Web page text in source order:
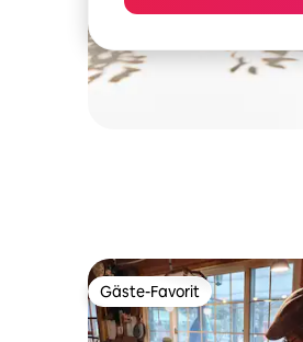
Gäste-Favorit
Gäste-Favorit